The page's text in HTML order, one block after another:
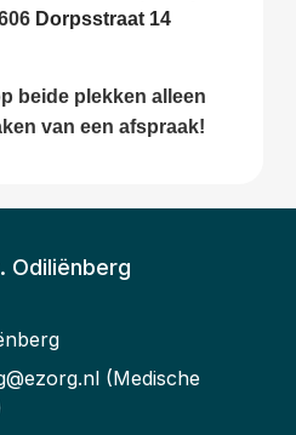
Dorpsstraat 14
beide plekken alleen
van een afspraak!
Odiliënberg
(Medische